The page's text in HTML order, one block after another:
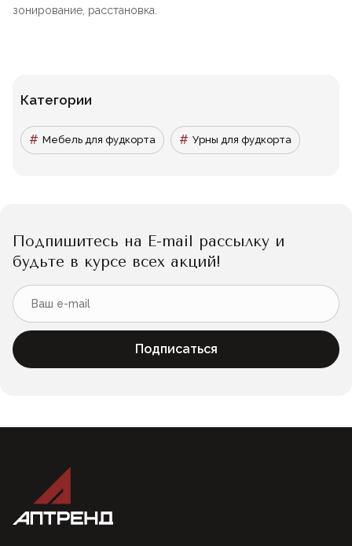
зонирование, расстановка.
Категории
Мебель для фудкорта Урны для фудкорта
Подпишитесь на E-mail рассылку и
будьте в курсе всех акций!
Подписаться